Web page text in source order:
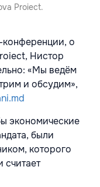
Proiect.
о
Нистор
«Мы ведём
и обсудим»,
экономические
были
которого
считает